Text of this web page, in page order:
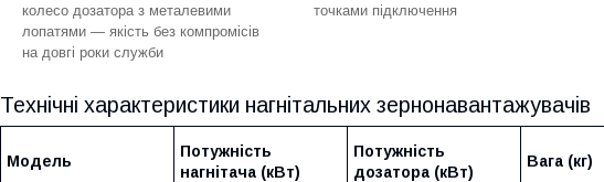
колесо дозатора з металевими
лопатями — якість без компромісів
на довгі роки служби
точками підключення
Технічні характеристики нагнітальних зернонавантажувачів
Модель
Потужність
нагнітача (кВт)
Потужність
дозатора (кВт)
Вага (кг)